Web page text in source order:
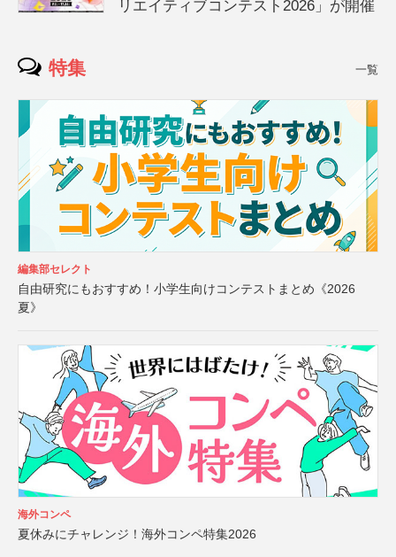
リエイティブコンテスト2026」が開催
特集 一覧
編集部セレクト
自由研究にもおすすめ！小学生向けコンテストまとめ《2026
夏》
海外コンペ
夏休みにチャレンジ！海外コンペ特集2026